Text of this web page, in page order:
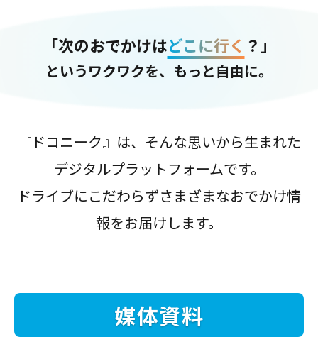
「次のおでかけはどこに行く ？」
というワクワクを、もっと自由に。
『ドコニーク』は、そんな思いから生まれた
デジタルプラットフォームです。
ドライブにこだわらずさまざまなおでかけ情
報をお届けします。
媒体資料